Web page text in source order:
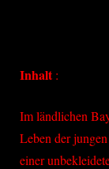
Inhalt:
Im ländlichen
Leben der
einer